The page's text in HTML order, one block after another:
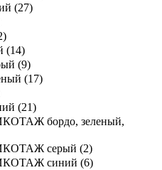
(27)
)
(14)
(9)
(17)
(21)
бордо, зеленый,
серый (2)
синий (6)